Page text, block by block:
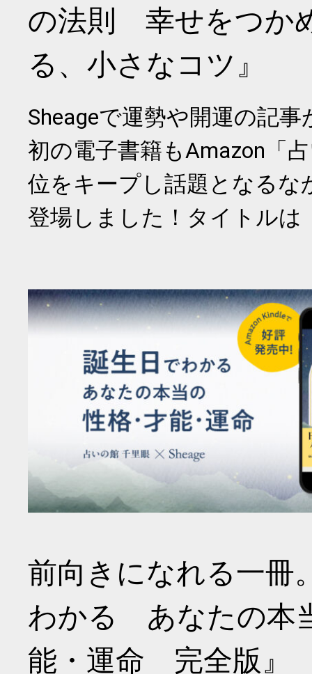
の法則 幸せをつか
る、小さなコツ』
Sheageで運勢や開運の記
初の電子書籍もAmazon「
位をキープし話題となるな
登場しました！タイトルは
前向きになれる一冊
わかる あなたの本
能・運命 完全版』